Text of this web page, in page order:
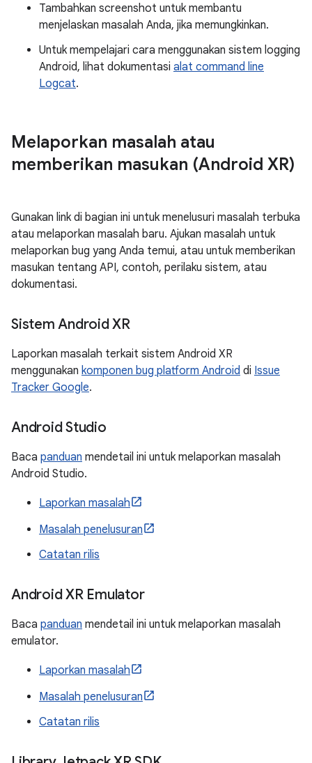
Tambahkan screenshot untuk membantu
menjelaskan masalah Anda, jika memungkinkan.
Untuk mempelajari cara menggunakan sistem logging
Android, lihat dokumentasi alat command line
Logcat.
Melaporkan masalah atau
memberikan masukan (Android XR)
Gunakan link di bagian ini untuk menelusuri masalah terbuka
atau melaporkan masalah baru. Ajukan masalah untuk
melaporkan bug yang Anda temui, atau untuk memberikan
masukan tentang API, contoh, perilaku sistem, atau
dokumentasi.
Sistem Android XR
Laporkan masalah terkait sistem Android XR
menggunakan komponen bug platform Android di Issue
Tracker Google.
Android Studio
Baca panduan mendetail ini untuk melaporkan masalah
Android Studio.
Laporkan masalah
Masalah penelusuran
Catatan rilis
Android XR Emulator
Baca panduan mendetail ini untuk melaporkan masalah
emulator.
Laporkan masalah
Masalah penelusuran
Catatan rilis